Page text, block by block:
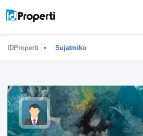
IDProperti Sujatmiko